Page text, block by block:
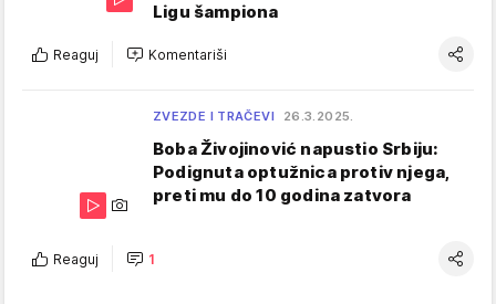
Ligu šampiona
Reaguj Komentariši
ZVEZDE I TRAČEVI 26.3.2025.
Boba Živojinović napustio Srbiju:
Podignuta optužnica protiv njega,
preti mu do 10 godina zatvora
Reaguj 1